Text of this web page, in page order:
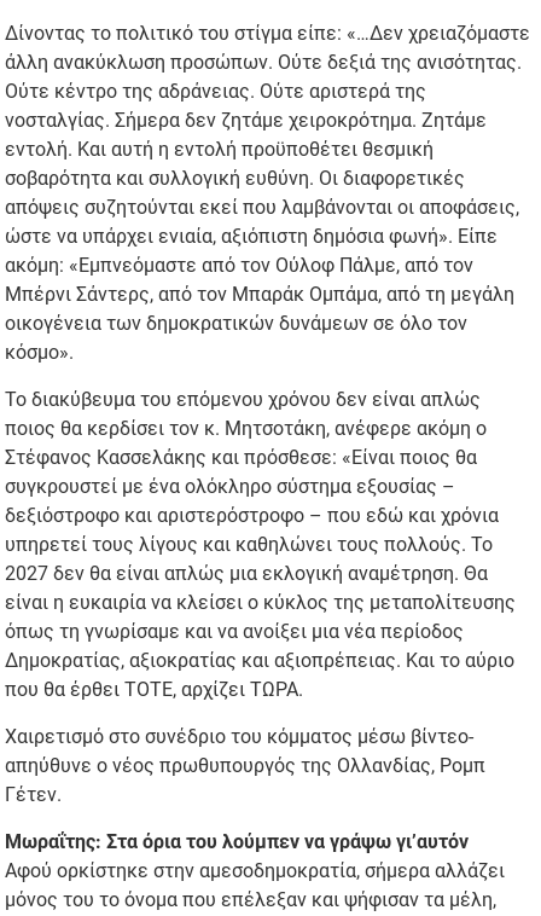
Δίνοντας το πολιτικό του στίγμα είπε: «…Δεν χρειαζόμαστε
άλλη ανακύκλωση προσώπων. Ούτε δεξιά της ανισότητας.
Ούτε κέντρο της αδράνειας. Ούτε αριστερά της
νοσταλγίας. Σήμερα δεν ζητάμε χειροκρότημα. Ζητάμε
εντολή. Και αυτή η εντολή προϋποθέτει θεσμική
σοβαρότητα και συλλογική ευθύνη. Οι διαφορετικές
απόψεις συζητούνται εκεί που λαμβάνονται οι αποφάσεις,
ώστε να υπάρχει ενιαία, αξιόπιστη δημόσια φωνή». Είπε
ακόμη: «Εμπνεόμαστε από τον Ούλοφ Πάλμε, από τον
Μπέρνι Σάντερς, από τον Μπαράκ Ομπάμα, από τη μεγάλη
οικογένεια των δημοκρατικών δυνάμεων σε όλο τον
κόσμο».
Το διακύβευμα του επόμενου χρόνου δεν είναι απλώς
ποιος θα κερδίσει τον κ. Μητσοτάκη, ανέφερε ακόμη ο
Στέφανος Κασσελάκης και πρόσθεσε: «Είναι ποιος θα
συγκρουστεί με ένα ολόκληρο σύστημα εξουσίας –
δεξιόστροφο και αριστερόστροφο – που εδώ και χρόνια
υπηρετεί τους λίγους και καθηλώνει τους πολλούς. Το
2027 δεν θα είναι απλώς μια εκλογική αναμέτρηση. Θα
είναι η ευκαιρία να κλείσει ο κύκλος της μεταπολίτευσης
όπως τη γνωρίσαμε και να ανοίξει μια νέα περίοδος
Δημοκρατίας, αξιοκρατίας και αξιοπρέπειας. Και το αύριο
που θα έρθει ΤΟΤΕ, αρχίζει ΤΩΡΑ.
Χαιρετισμό στο συνέδριο του κόμματος μέσω βίντεο-
απηύθυνε ο νέος πρωθυπουργός της Ολλανδίας, Ρομπ
Γέτεν.
Μωραΐτης: Στα όρια του λούμπεν να γράψω γι’αυτόν
Αφού ορκίστηκε στην αμεσοδημοκρατία, σήμερα αλλάζει
μόνος του το όνομα που επέλεξαν και ψήφισαν τα μέλη,